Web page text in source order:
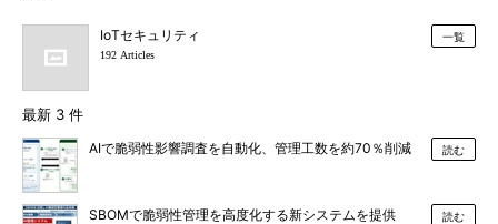
IoTセキュリティ
192 Articles
一覧
最新 3 件
AIで脆弱性影響調査を自動化、管理工数を約70％削減 読む
SBOMで脆弱性管理を高度化する新システムを提供 読む